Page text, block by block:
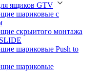
ящиков GTV
шариковые с
скрыитого монтажа
шариковые Push to
шариковые